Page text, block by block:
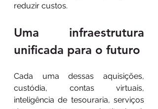
reduzir custos.
Uma infraestrutura
unificada para o futuro
Cada uma dessas aquisições,
custódia, contas virtuais,
inteligência de tesouraria, serviços